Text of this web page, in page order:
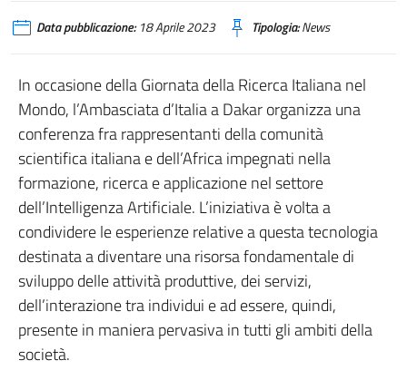
Data pubblicazione:18 Aprile 2023 Tipologia:News
In occasione della Giornata della Ricerca Italiana nel
Mondo, l’Ambasciata d’Italia a Dakar organizza una
conferenza fra rappresentanti della comunità
scientifica italiana e dell’Africa impegnati nella
formazione, ricerca e applicazione nel settore
dell’Intelligenza Artificiale. L’iniziativa è volta a
condividere le esperienze relative a questa tecnologia
destinata a diventare una risorsa fondamentale di
sviluppo delle attività produttive, dei servizi,
dell’interazione tra individui e ad essere, quindi,
presente in maniera pervasiva in tutti gli ambiti della
società.